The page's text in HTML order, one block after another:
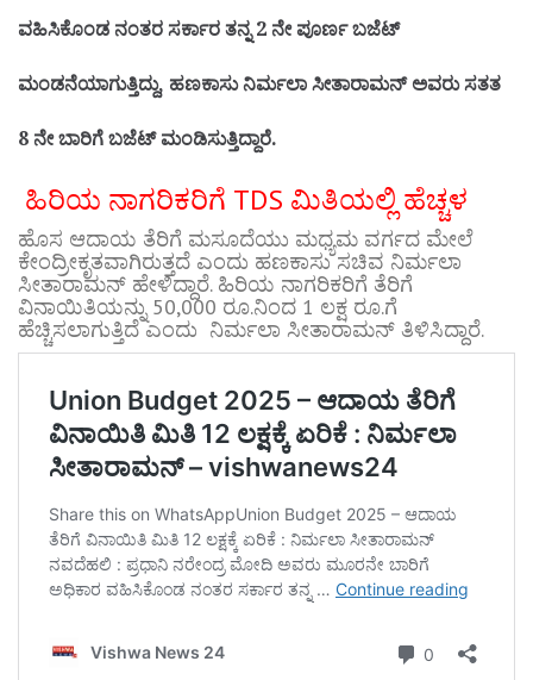
ವಹಿಸಿಕೊಂಡ ನಂತರ ಸರ್ಕಾರ ತನ್ನ 2 ನೇ ಪೂರ್ಣ ಬಜೆಟ್
ಮಂಡನೆಯಾಗುತ್ತಿದ್ದು, ಹಣಕಾಸು ನಿರ್ಮಲಾ ಸೀತಾರಾಮನ್ ಅವರು ಸತತ
8 ನೇ ಬಾರಿಗೆ ಬಜೆಟ್ ಮಂಡಿಸುತ್ತಿದ್ದಾರೆ.
ಹಿರಿಯ ನಾಗರಿಕರಿಗೆ TDS ಮಿತಿಯಲ್ಲಿ ಹೆಚ್ಚಳ
ಹೊಸ ಆದಾಯ ತೆರಿಗೆ ಮಸೂದೆಯು ಮಧ್ಯಮ ವರ್ಗದ ಮೇಲೆ
ಕೇಂದ್ರೀಕೃತವಾಗಿರುತ್ತದೆ ಎಂದು ಹಣಕಾಸು ಸಚಿವ ನಿರ್ಮಲಾ
ಸೀತಾರಾಮನ್ ಹೇಳಿದ್ದಾರೆ. ಹಿರಿಯ ನಾಗರಿಕರಿಗೆ ತೆರಿಗೆ
ವಿನಾಯಿತಿಯನ್ನು 50,000 ರೂ.ನಿಂದ 1 ಲಕ್ಷ ರೂ.ಗೆ
ಹೆಚ್ಚಿಸಲಾಗುತ್ತಿದೆ ಎಂದು ನಿರ್ಮಲಾ ಸೀತಾರಾಮನ್ ತಿಳಿಸಿದ್ದಾರೆ.